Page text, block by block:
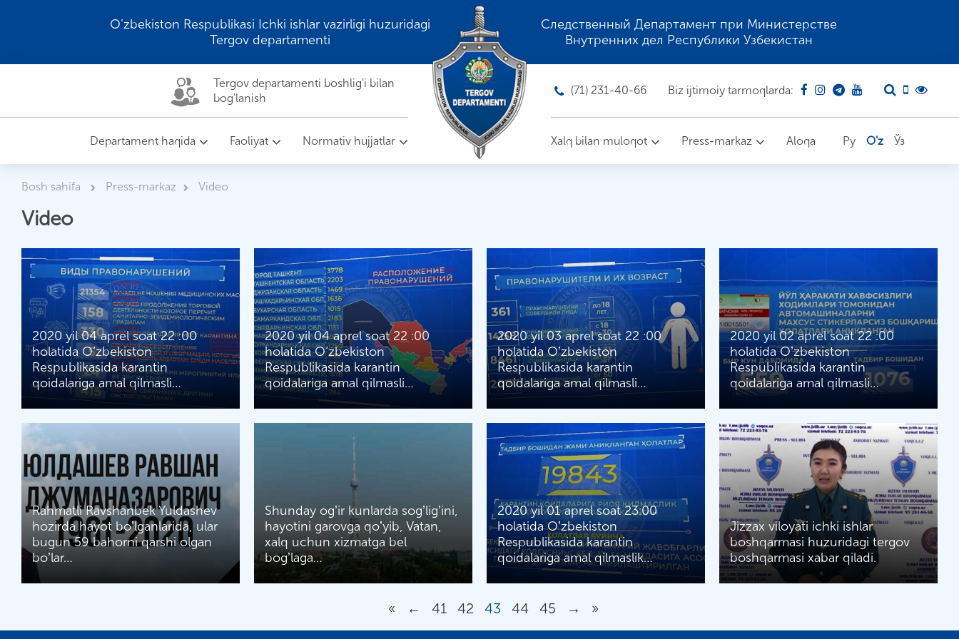
O'zbekiston Respublikasi Ichki ishlar vazirligi huzuridagi
Tergov departamenti
Следственный Департамент при Министерстве
Внутренних дел Республики Узбекистан
Tergov departamenti boshlig'i bilan
bog'lanish
(71) 231-40-66 Biz ijtimoiy tarmoqlarda:
Departament haqida Faoliyat Normativ hujjatlar Xalq bilan muloqot Press-markaz Aloqa Ру O'z Ўз
Bosh sahifa Press-markaz Video
Video
2020 yil 04 aprel soat 22 :00
holatida O‘zbekiston
Respublikasida karantin
qoidalariga amal qilmasli…
2020 yil 04 aprel soat 22 :00
holatida O‘zbekiston
Respublikasida karantin
qoidalariga amal qilmasli…
2020 yil 03 aprel soat 22 :00
holatida Oʼzbekiston
Respublikasida karantin
qoidalariga amal qilmasli…
2020 yil 02 aprel soat 22 :00
holatida Oʼzbekiston
Respublikasida karantin
qoidalariga amal qilmasli…
Rahmatli Ravshanbek Yuldashev
hozirda hayot boʼlganlarida, ular
bugun 59 bahorni qarshi olgan
boʼlar…
Shunday ogʼir kunlarda sogʼligʼini,
hayotini garovga qoʼyib, Vatan,
xalq uchun xizmatga bel
bogʼlaga…
2020 yil 01 aprel soat 23:00
holatida Oʼzbekiston
Respublikasida karantin
qoidalariga amal qilmaslik…
Jizzax viloyati ichki ishlar
boshqarmasi huzuridagi tergov
boshqarmasi xabar qiladi.
« ← 41 42 43 44 45 → »